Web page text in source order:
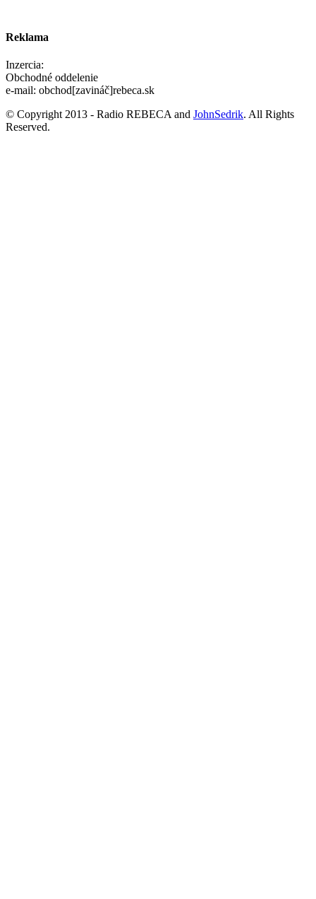
Reklama
Inzercia:
Obchodné oddelenie
e-mail: obchod[zavináč]rebeca.sk
© Copyright 2013 - Radio REBECA and JohnSedrik. All Rights
Reserved.